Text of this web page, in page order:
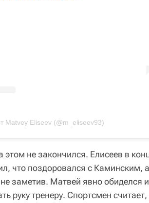
Matvey Eliseev (@m_eliseev93)
не закончился. Елисеев в
что поздоровался с Каминским,
заметив. Матвей явно обиделся
руку тренеру. Спортсмен